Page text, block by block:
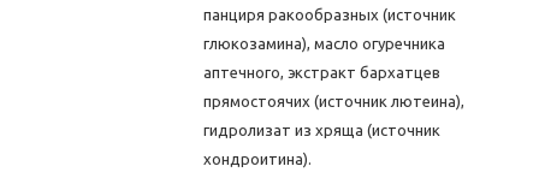
панциря ракообразных (источник
глюкозамина), масло огуречника
аптечного, экстракт бархатцев
прямостоячих (источник лютеина),
гидролизат из хряща (источник
хондроитина).